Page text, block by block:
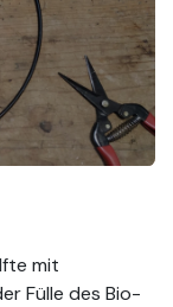
mit
Fülle des Bio-